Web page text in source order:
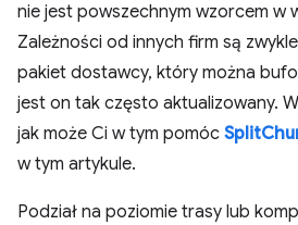
nie jest powszechnym wzorcem w
Zależności od innych firm są
pakiet dostawcy, który można
jest on tak często aktualizowany.
jak może Ci w tym pomóc
w tym artykule.
Podział na poziomie trasy lub